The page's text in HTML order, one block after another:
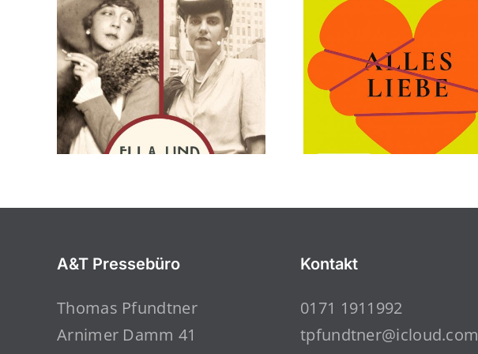
A&T Pressebüro
Thomas Pfundtner
Arnimer Damm 41
Kontakt
0171 1911992
tpfundtner@icloud.com